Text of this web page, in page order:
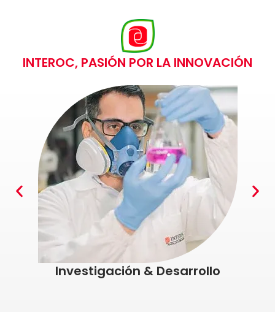
INTEROC, PASIÓN POR LA INNOVACIÓN
Investigación & Desarrollo